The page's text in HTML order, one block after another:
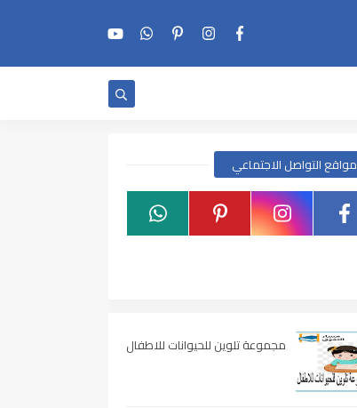
مواقع التواصل الاجتماعي
مجموعة تلوين للحيوانات للاطفال